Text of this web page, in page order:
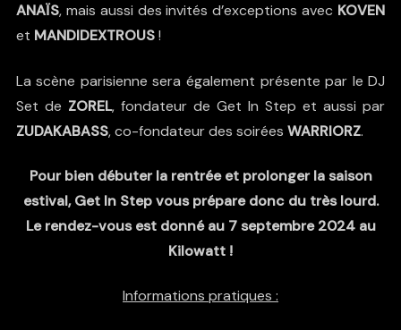
ANAÏS, mais aussi des invités d’exceptions avec KOVEN
et MANDIDEXTROUS!
La scène parisienne sera également présente par le DJ
Set de ZOREL, fondateur de Get In Step et aussi par
ZUDAKABASS, co-fondateur des soirées WARRIORZ.
Pour bien débuter la rentrée et prolonger la saison
estival, Get In Step vous prépare donc du très lourd.
Le rendez-vous est donné au 7 septembre 2024 au
Kilowatt !
Informations pratiques :